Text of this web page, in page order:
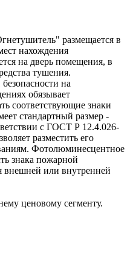
размещается в
нахождения
на дверь помещения, в
тушения.
на
обязывает
соответствующие знаки
стандартный размер -
с ГОСТ Р 12.4.026-
разместить его
Фотолюминесцентное
знака пожарной
внешней или внутренней
ценовому сегменту.